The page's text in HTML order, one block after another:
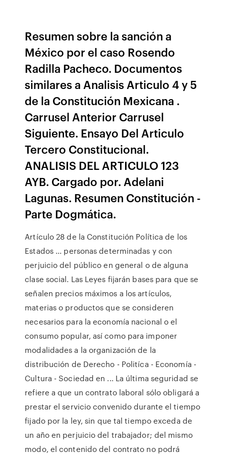
Resumen sobre la sanción a
México por el caso Rosendo
Radilla Pacheco. Documentos
similares a Analisis Articulo 4 y 5
de la Constitución Mexicana .
Carrusel Anterior Carrusel
Siguiente. Ensayo Del Articulo
Tercero Constitucional.
ANALISIS DEL ARTICULO 123
AYB. Cargado por. Adelani
Lagunas. Resumen Constitución -
Parte Dogmática.
Artículo 28 de la Constitución Política de los
Estados ... personas determinadas y con
perjuicio del público en general o de alguna
clase social. Las Leyes fijarán bases para que se
señalen precios máximos a los artículos,
materias o productos que se consideren
necesarios para la economía nacional o el
consumo popular, así como para imponer
modalidades a la organización de la
distribución de Derecho - Politíca - Economía -
Cultura - Sociedad en ... La última seguridad se
refiere a que un contrato laboral sólo obligará a
prestar el servicio convenido durante el tiempo
fijado por la ley, sin que tal tiempo exceda de
un año en perjuicio del trabajador; del mismo
modo, el contenido del contrato no podrá